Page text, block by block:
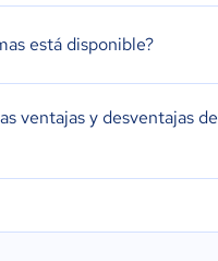
está disponible?
ventajas y desventajas de